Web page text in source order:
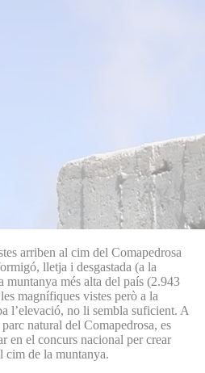
arriben al cim del Comapedrosa
lletja i desgastada (a la
més alta del país (2.943
magnífiques vistes però a la
l’elevació, no li sembla suficient. A
natural del Comapedrosa, es
en el concurs nacional per crear
cim de la muntanya.